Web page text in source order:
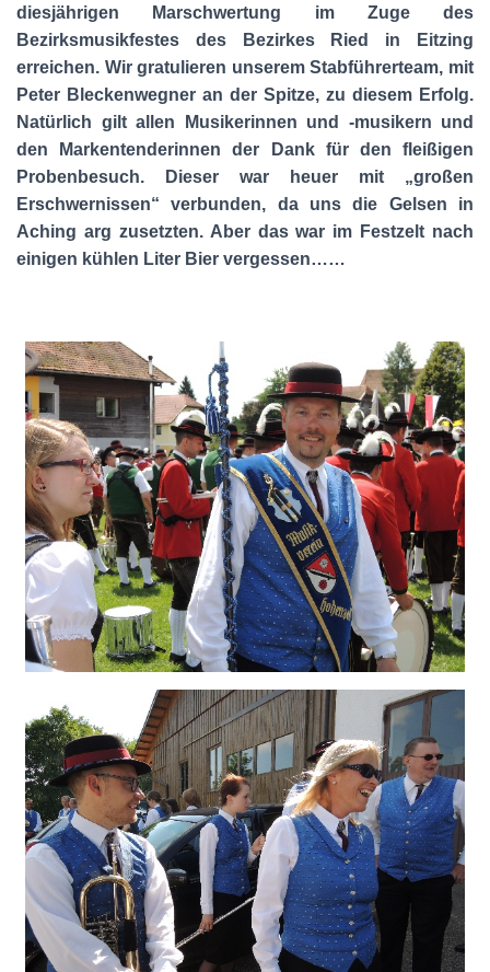
diesjährigen Marschwertung im Zuge des
Bezirksmusikfestes des Bezirkes Ried in Eitzing
erreichen. Wir gratulieren unserem Stabführerteam, mit
Peter Bleckenwegner an der Spitze, zu diesem Erfolg.
Natürlich gilt allen Musikerinnen und -musikern und
den Markentenderinnen der Dank für den fleißigen
Probenbesuch. Dieser war heuer mit „großen
Erschwernissen“ verbunden, da uns die Gelsen in
Aching arg zusetzten. Aber das war im Festzelt nach
einigen kühlen Liter Bier vergessen……